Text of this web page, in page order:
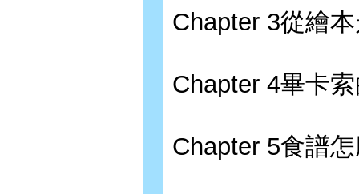
Chapter 3從繪
Chapter 4畢卡
Chapter 5食譜